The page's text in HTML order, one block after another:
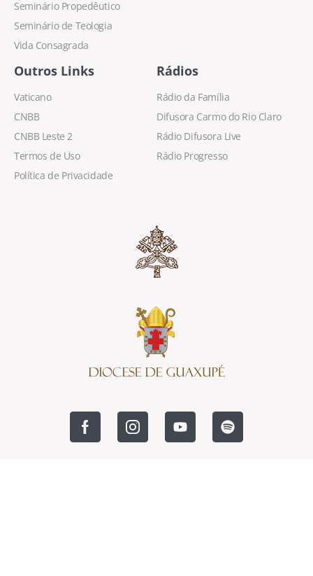
Seminário Propedêutico
Seminário de Teologia
Vida Consagrada
Outros Links
Vaticano
CNBB
CNBB Leste 2
Termos de Uso
Política de Privacidade
Rádios
Rádio da Família
Difusora Carmo do Rio Claro
Rádio Difusora Live
Rádio Progresso